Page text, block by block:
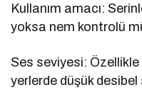
Kullanım amacı:
yoksa nem kontrolü
Ses seviyesi:
yerlerde düşük